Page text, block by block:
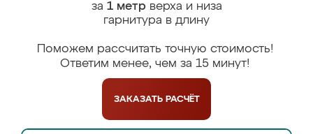
за 1 метрверха и низа
гарнитура в длину
Поможем рассчитать точную стоимость!
Ответим менее, чем за 15 минут!
ЗАКАЗАТЬ РАСЧЁТ